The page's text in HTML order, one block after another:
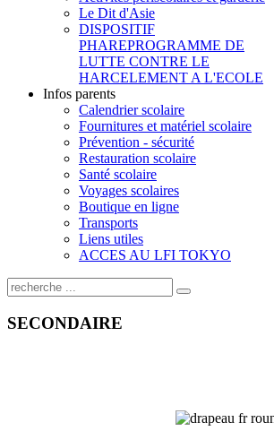
Le Dit d'Asie
DISPOSITIF
PHAREPROGRAMME DE
LUTTE CONTRE LE
HARCELEMENT A L'ECOLE
Infos parents
Calendrier scolaire
Fournitures et matériel scolaire
Prévention - sécurité
Restauration scolaire
Santé scolaire
Voyages scolaires
Boutique en ligne
Transports
Liens utiles
ACCES AU LFI TOKYO
SECONDAIRE